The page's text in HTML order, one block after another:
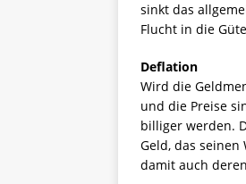
sinkt das
Flucht in die
Deflation
Wird die
und die Preise
billiger werden.
Geld, das
damit auch